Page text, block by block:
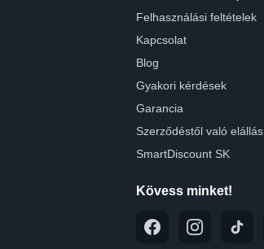
Felhasználási feltételek
Kapcsolat
Blog
Gyakori kérdések
Garancia
Szerződéstől való elállás
SmartDiscount SK
Kövess minket!